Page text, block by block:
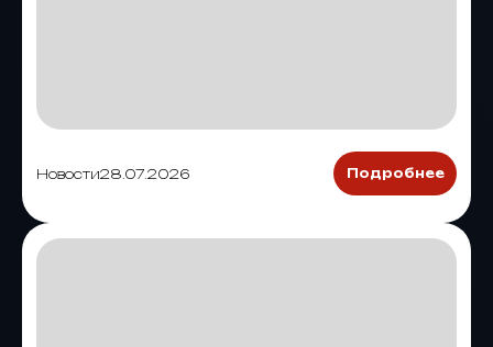
Новости28.07.2026 Подробнее